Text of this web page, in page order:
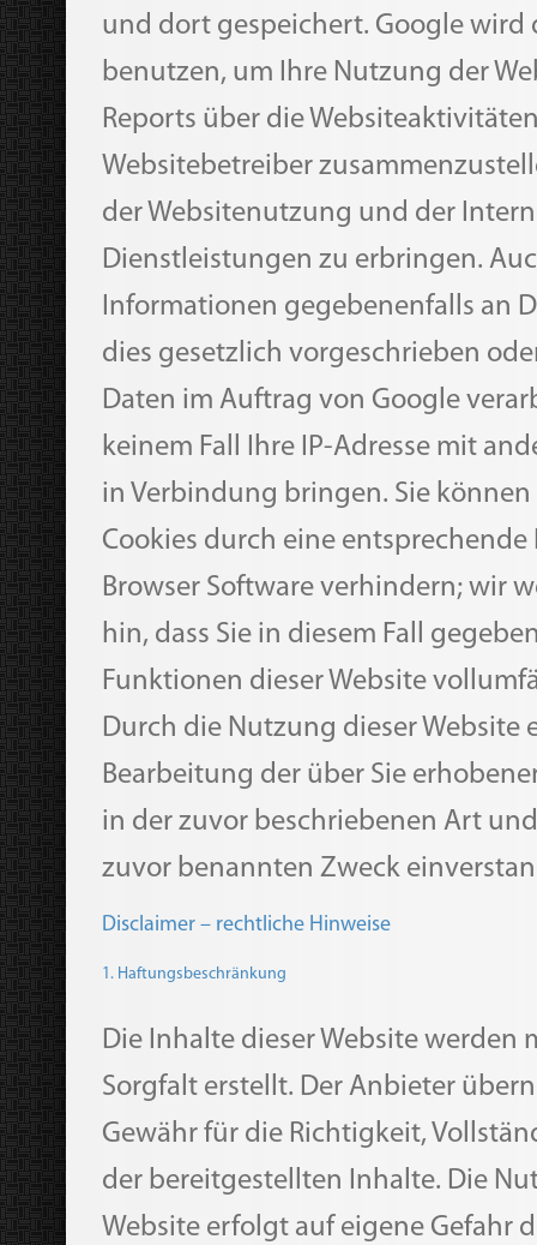
und dort gespeichert. Google wird
benutzen, um Ihre Nutzung der
Reports über die
Websitebetreiber
der Websitenutzung und der
Dienstleistungen zu erbringen.
Informationen gegebenenfalls an
dies gesetzlich vorgeschrieben
Daten im Auftrag von Google
keinem Fall Ihre IP-Adresse mit
in Verbindung bringen. Sie
Cookies durch eine
Browser Software verhindern; wir
hin, dass Sie in diesem Fall
Funktionen dieser Website
Durch die Nutzung dieser Website
Bearbeitung der über Sie
in der zuvor beschriebenen Art
zuvor benannten Zweck
Disclaimer – rechtliche Hinweise
1. Haftungsbeschränkung
Die Inhalte dieser Website
Sorgfalt erstellt. Der Anbieter
Gewähr für die Richtigkeit,
der bereitgestellten Inhalte. Die
Website erfolgt auf eigene Gefahr